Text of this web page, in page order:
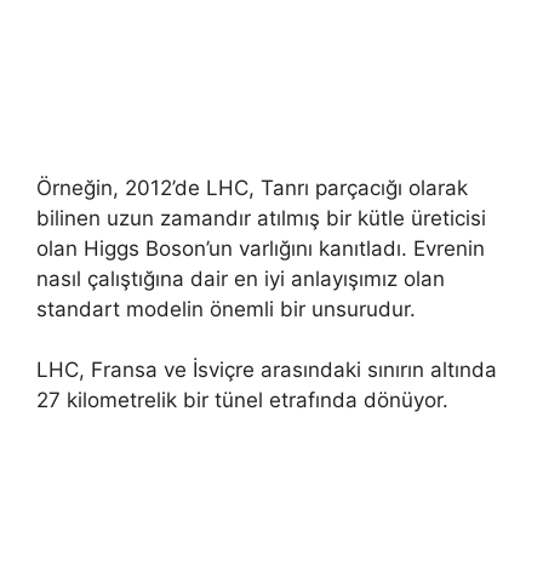
Örneğin, 2012’de LHC, Tanrı parçacığı olarak
bilinen uzun zamandır atılmış bir kütle üreticisi
olan Higgs Boson’un varlığını kanıtladı. Evrenin
nasıl çalıştığına dair en iyi anlayışımız olan
standart modelin önemli bir unsurudur.
LHC, Fransa ve İsviçre arasındaki sınırın altında
27 kilometrelik bir tünel etrafında dönüyor.